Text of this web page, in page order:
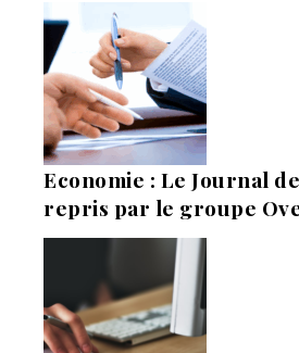
Economie : Le Journal
repris par le groupe